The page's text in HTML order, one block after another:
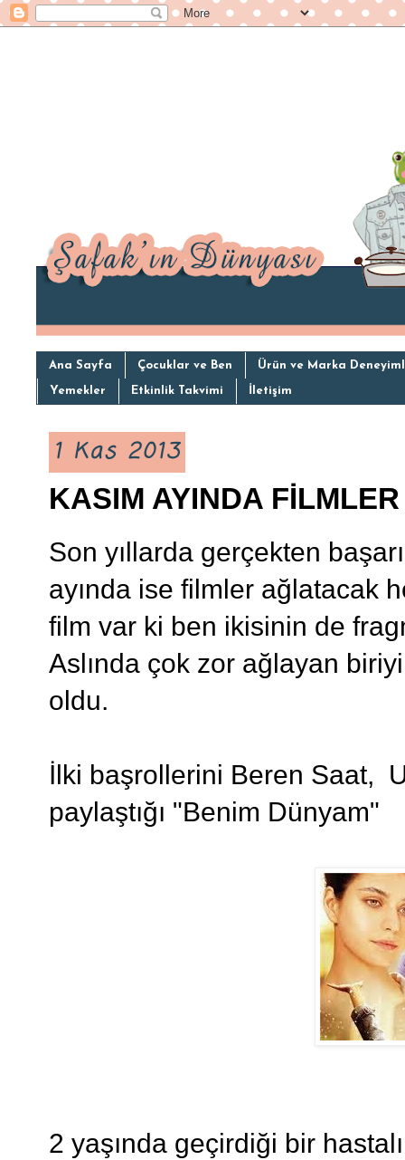
Ana Sayfa Çocuklar ve Ben Ürün ve Marka
Yemekler Etkinlik Takvimi İletişim
1 Kas 2013
KASIM AYINDA
Son yıllarda gerçekten
ayında ise filmler ağlatacak
film var ki ben ikisinin de
Aslında çok zor ağlayan
oldu.
İlki başrollerini Beren Saat,
paylaştığı "Benim Dünyam"
2 yaşında geçirdiği bir